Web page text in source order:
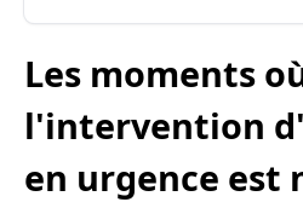
Les moments
l'intervention
en urgence est